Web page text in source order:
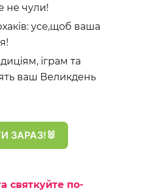
не чули!
усе,щоб ваша
іграм та
ваш Великдень
ЗАРАЗ!🐰
святкуйте по-